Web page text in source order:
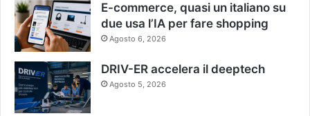
E-commerce, quasi un italiano su
due usa l’IA per fare shopping
Agosto 6, 2026
DRIV-ER accelera il deeptech
Agosto 5, 2026